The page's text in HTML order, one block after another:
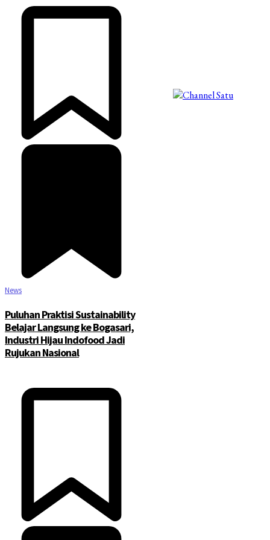
News
Puluhan Praktisi Sustainability
Belajar Langsung ke Bogasari,
Industri Hijau Indofood Jadi
Rujukan Nasional